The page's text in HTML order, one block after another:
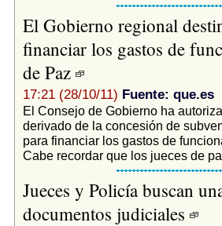
El Gobierno regional
financiar los gastos de
de Paz
17:21 (28/10/11) Fuente: que.es
El Consejo de Gobierno ha
derivado de la concesión de
para financiar los gastos de
Cabe recordar que los jueces de
Jueces y Policía buscan
documentos judiciales